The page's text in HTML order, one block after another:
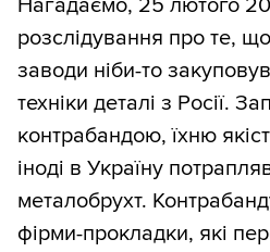
Нагадаємо, 25 лютого
розслідування про те,
заводи ніби-то
техніки деталі з Росії.
контрабандою, їхню
іноді в Україну
металобрухт.
фірми-прокладки, які